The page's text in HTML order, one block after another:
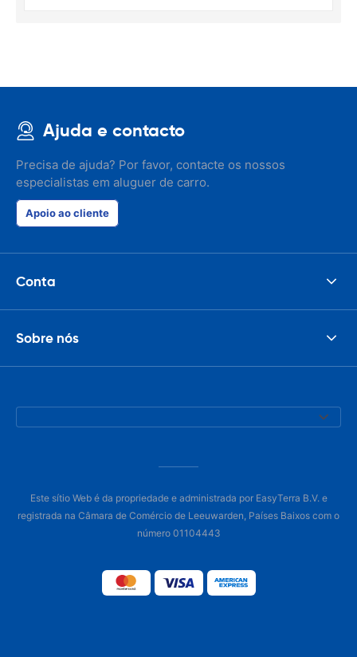
Ajuda e contacto
Precisa de ajuda? Por favor, contacte os nossos
especialistas em aluguer de carro.
Apoio ao cliente
Conta
Sobre nós
Este sítio Web é da propriedade e administrada por EasyTerra B.V. e
registrada na Câmara de Comércio de Leeuwarden, Países Baixos com o
número 01104443